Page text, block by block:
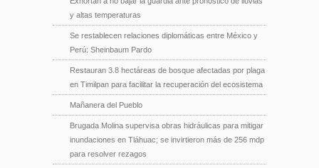
y altas temperaturas
Se restablecen relaciones diplomáticas entre México y
Perú: Sheinbaum Pardo
Restauran 3.8 hectáreas de bosque afectadas por plaga
en Timilpan para facilitar la recuperación del ecosistema
Mañanera del Pueblo
Brugada Molina supervisa obras hidráulicas para mitigar
inundaciones en Tláhuac; se invirtieron más de 256 mdp
para resolver rezagos